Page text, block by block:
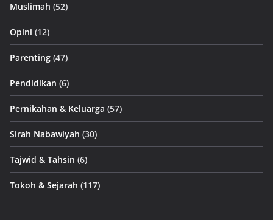
Muslimah (52)
Opini (12)
Parenting (47)
Pendidikan (6)
Pernikahan & Keluarga (57)
Sirah Nabawiyah (30)
Tajwid & Tahsin (6)
Tokoh & Sejarah (117)